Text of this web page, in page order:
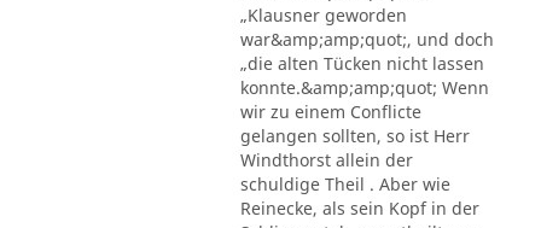
„Klausner geworden
war&amp;amp;quot;, und doch
„die alten Tücken nicht lassen
konnte.&amp;amp;quot; Wenn
wir zu einem Conflicte
gelangen sollten, so ist Herr
Windthorst allein der
schuldige Theil . Aber wie
Reinecke, als sein Kopf in der